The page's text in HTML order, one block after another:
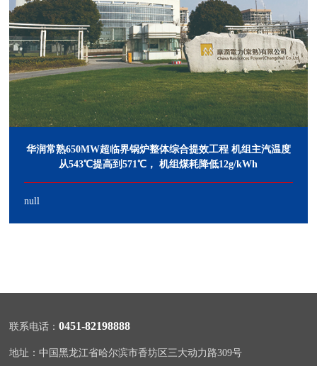
华润常熟650MW超临界锅炉整体综合提效工程 机组主汽温度
从543℃提高到571℃， 机组煤耗降低12g/kWh
null
联系电话：0451-82198888
地址：中国黑龙江省哈尔滨市香坊区三大动力路309号